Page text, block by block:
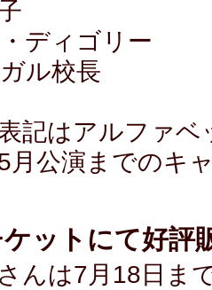
け帽子
ス・ディ
ナガル校
記はアルファベ
公演までのキ
ットにて好評
んは7月18日ま